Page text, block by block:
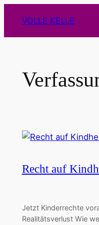
Inhalt
springen
VOLLE KELLE
Recht auf
Jetzt Kinderrechte
Realitätsverlust Wie